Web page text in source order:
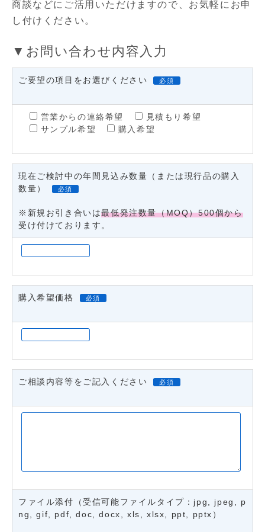
電圧変動・フリッカ放出制限
商談などにご活用いただけますので、お気軽にお申
し付けください。
▼お問い合わせ内容入力
ご要望の項目をお選びください 必須
営業からの連絡希望
見積もり希望
サンプル希望
購入希望
現在ご検討中の年間見込み数量（または現行品の購入
数量）
必須
※新規お引き合いは最低発注数量（MOQ）500個から
受け付けております。
購入希望価格 必須
ご相談内容等をご記入ください 必須
ファイル添付（受信可能ファイルタイプ：jpg, jpeg, p
ng, gif, pdf, doc, docx, xls, xlsx, ppt, pptx）